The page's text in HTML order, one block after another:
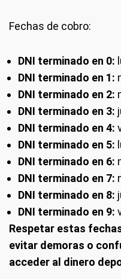
Fechas de cobro:
DNI terminado en 0:
DNI terminado en 1:
DNI terminado en 2:
DNI terminado en 3:
DNI terminado en 4:
DNI terminado en 5:
DNI terminado en 6:
DNI terminado en 7:
DNI terminado en 8:
DNI terminado en 9:
Respetar estas
evitar demoras o
acceder al dinero